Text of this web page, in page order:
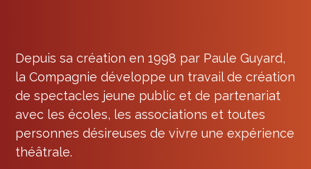
Depuis sa création en 1998 par Paule Guyard,
la Compagnie développe un travail de création
de spectacles jeune public et de partenariat
avec les écoles, les associations et toutes
personnes désireuses de vivre une expérience
théâtrale.